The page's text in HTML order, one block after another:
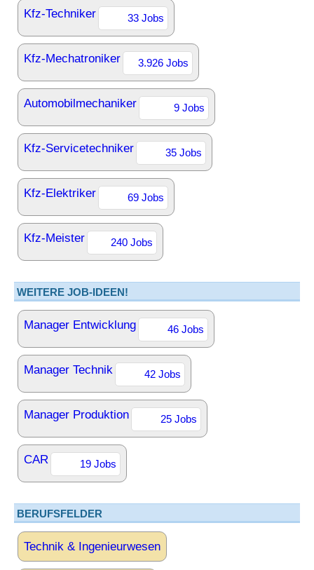
Kfz-Techniker 33 Jobs
Kfz-Mechatroniker 3.926 Jobs
Automobilmechaniker 9 Jobs
Kfz-Servicetechniker 35 Jobs
Kfz-Elektriker 69 Jobs
Kfz-Meister 240 Jobs
WEITERE JOB-IDEEN!
Manager Entwicklung 46 Jobs
Manager Technik 42 Jobs
Manager Produktion 25 Jobs
CAR 19 Jobs
BERUFSFELDER
Technik & Ingenieurwesen